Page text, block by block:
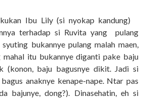
Ibu Lily (si nyokap kandung)
terhadap si Ruvita yang pulang
bukannye pulang malah maen,
itu bukannye diganti pake baju
(konon, baju bagusnye dikit. Jadi si
anaknye kenape-nape. Ntar pas
bajunye, dong?). Dinasehatin, eh si